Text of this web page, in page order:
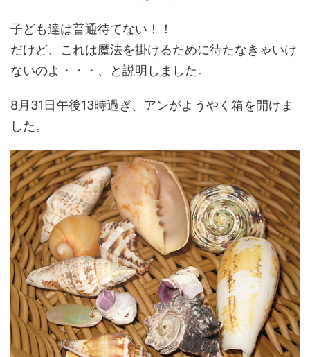
子ども達は普通待てない！！
だけど、これは魔法を掛けるために待たなきゃいけ
ないのよ・・・、と説明しました。
8月31日午後13時過ぎ、アンがようやく箱を開けま
した。